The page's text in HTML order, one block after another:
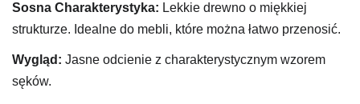
Sosna Charakterystyka: Lekkie drewno o miękkiej
strukturze. Idealne do mebli, które można łatwo przenosić.
Wygląd: Jasne odcienie z charakterystycznym wzorem
sęków.